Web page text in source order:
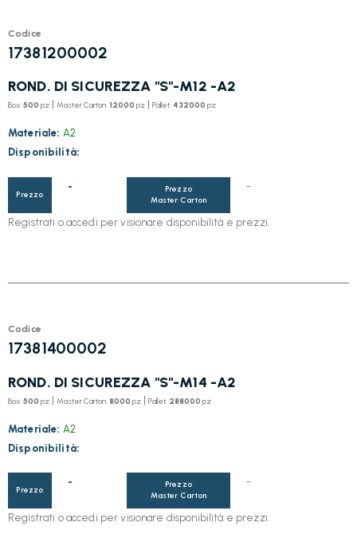
Codice
17381200002
ROND. DI SICUREZZA "S"-M12 -A2
Box: 500 pz Master Carton: 12000 pz Pallet: 432000 pz
Materiale: A2
Disponibilità:
Prezzo
-
Prezzo
Master Carton
-
Registrati o accedi per visionare disponibilità e prezzi.
Codice
17381400002
ROND. DI SICUREZZA "S"-M14 -A2
Box: 500 pz Master Carton: 8000 pz Pallet: 288000 pz
Materiale: A2
Disponibilità:
Prezzo
-
Prezzo
Master Carton
-
Registrati o accedi per visionare disponibilità e prezzi.